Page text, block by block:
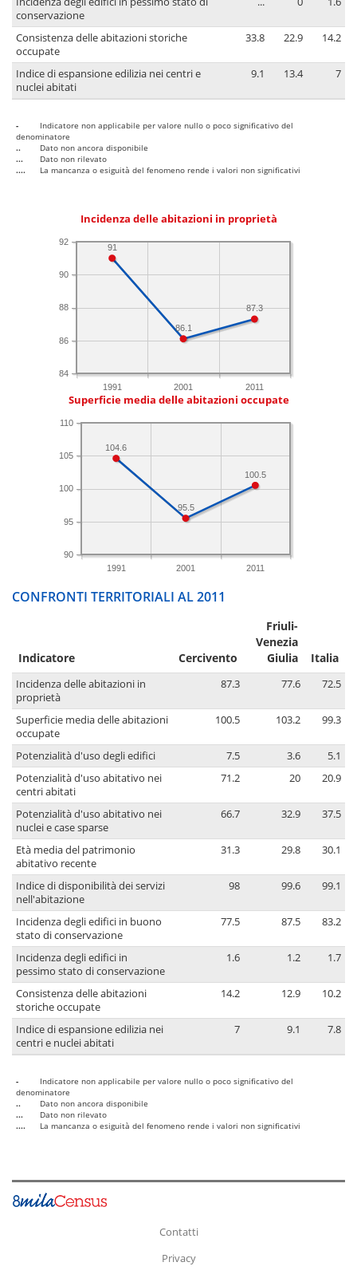
conservazione
Consistenza delle abitazioni storiche
occupate
33.8 22.9 14.2
Indice di espansione edilizia nei centri e
nuclei abitati
9.1 13.4 7
-
Indicatore non applicabile per valore nullo o poco significativo del
denominatore
..
Dato non ancora disponibile
...
Dato non rilevato
....
La mancanza o esiguità del fenomeno rende i valori non significativi
Incidenza delle abitazioni in proprietà
1991 2001 2011
84
86
88
90
92
87.3
86.1
91
Superficie media delle abitazioni occupate
1991 2001 2011
90
95
100
105
110
100.5
95.5
104.6
CONFRONTI TERRITORIALI AL 2011
Indicatore Cercivento
Friuli-
Venezia
Giulia
Italia
Incidenza delle abitazioni in
proprietà
87.3 77.6 72.5
Superficie media delle abitazioni
occupate
100.5 103.2 99.3
Potenzialità d'uso degli edifici 7.5 3.6
5.1
Potenzialità d'uso abitativo nei
centri abitati
71.2 20 20.9
Potenzialità d'uso abitativo nei
nuclei e case sparse
66.7 32.9 37.5
Età media del patrimonio
abitativo recente
31.3 29.8 30.1
Indice di disponibilità dei servizi
nell'abitazione
98 99.6 99.1
Incidenza degli edifici in buono
stato di conservazione
77.5 87.5 83.2
Incidenza degli edifici in
pessimo stato di conservazione
1.6 1.2 1.7
Consistenza delle abitazioni
storiche occupate
14.2 12.9 10.2
Indice di espansione edilizia nei
centri e nuclei abitati
7 9.1 7.8
-
Indicatore non applicabile per valore nullo o poco significativo del
denominatore
..
Dato non ancora disponibile
...
Dato non rilevato
....
La mancanza o esiguità del fenomeno rende i valori non significativi
Contatti
Privacy